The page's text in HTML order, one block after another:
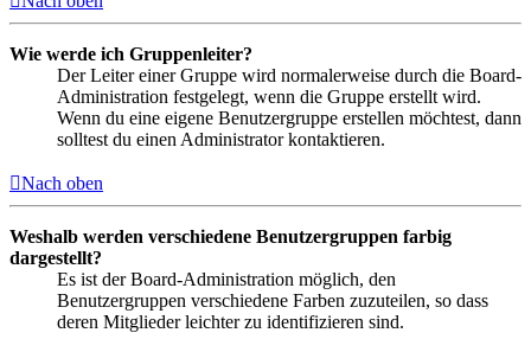
Wie werde ich Gruppenleiter?
Der Leiter einer Gruppe wird normalerweise durch die Board-
Administration festgelegt, wenn die Gruppe erstellt wird.
Wenn du eine eigene Benutzergruppe erstellen möchtest, dann
solltest du einen Administrator kontaktieren.
Nach oben
Weshalb werden verschiedene Benutzergruppen farbig
dargestellt?
Es ist der Board-Administration möglich, den
Benutzergruppen verschiedene Farben zuzuteilen, so dass
deren Mitglieder leichter zu identifizieren sind.